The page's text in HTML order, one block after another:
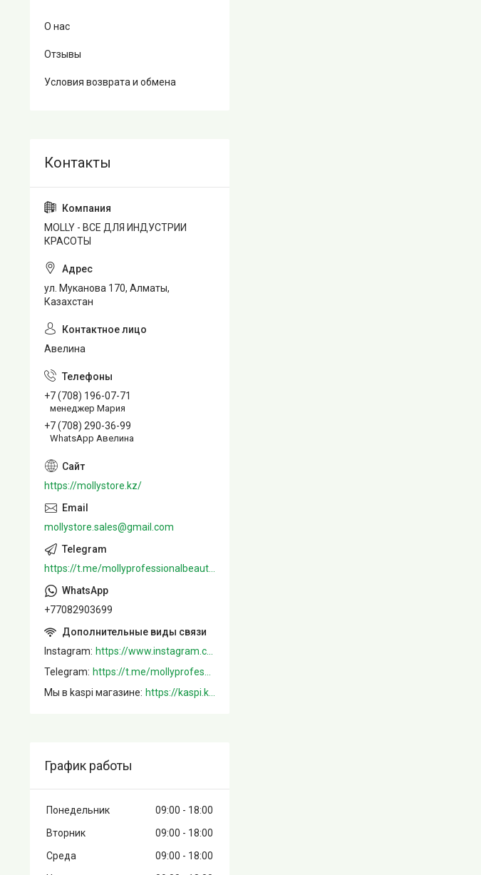
О нас
Отзывы
Условия возврата и обмена
MOLLY - ВСЕ ДЛЯ ИНДУСТРИИ
КРАСОТЫ
ул. Муканова 170, Алматы,
Казахстан
Авелина
+7 (708) 196-07-71
менеджер Мария
+7 (708) 290-36-99
WhatsApp Авелина
https://mollystore.kz/
mollystore.sales@gmail.com
+77082903699
Instagram
Telegram
Мы в kaspi магазине
График работы
Понедельник 09:00
18:00
Вторник
09:00
18:00
Среда
09:00
18:00